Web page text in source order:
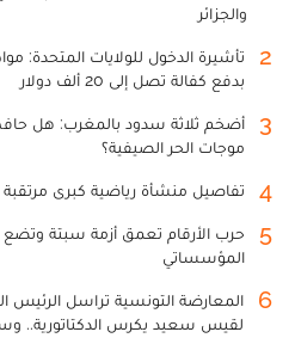
والجزائر
2
بدفع كفالة تصل إلى 20 ألف دولار
3
أضخم ثلاثة سدود بالمغرب: هل
موجات الحر الصيفية؟
4 تفاصيل منشأة رياضية كبرى مرتقبة
5
حرب الأرقام تعمق أزمة سبتة وتضع
المؤسساتي
6
المعارضة التونسية تراسل الرئيس
لقيس سعيد يكرس الدكتاتورية..